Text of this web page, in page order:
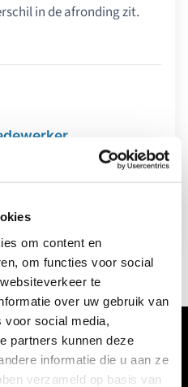
om content en
om functies voor social
te
over uw gebruik van
social media,
partners kunnen deze
informatie die u aan ze
verzameld op basis van
in de afronding zit.